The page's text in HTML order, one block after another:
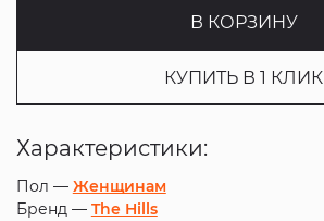
В КОРЗИНУ
КУПИТЬ В 1 КЛИК
Характеристики:
Пол — Женщинам
Бренд — The Hills